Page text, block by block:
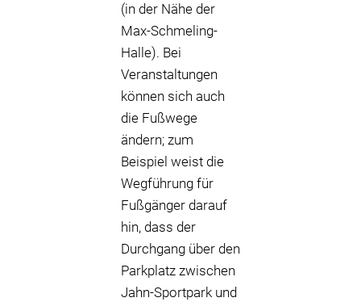
(in der Nähe der
Max-Schmeling-
Halle). Bei
Veranstaltungen
können sich auch
die Fußwege
ändern; zum
Beispiel weist die
Wegführung für
Fußgänger darauf
hin, dass der
Durchgang über den
Parkplatz zwischen
Jahn-Sportpark und